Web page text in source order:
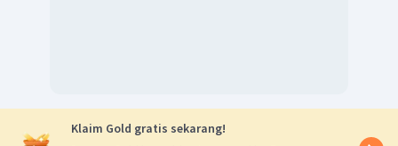
Klaim Gold gratis sekarang!